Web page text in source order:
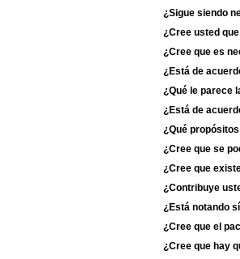
¿Sigue siendo
¿Cree usted
¿Cree que es
¿Está de
¿Qué le parece
¿Está de
¿Qué
¿Cree que se
¿Cree que
¿Contribuye
¿Está notando
¿Cree que el
¿Cree que hay